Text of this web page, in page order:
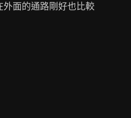
面的通路剛好也比較